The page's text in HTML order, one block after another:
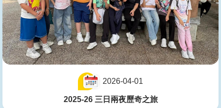
2026-04-01
2025-26 三日兩夜歷奇之旅